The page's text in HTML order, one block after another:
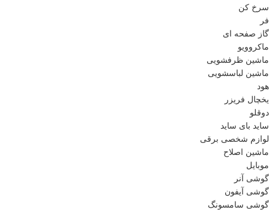
سرخ کن
فر
گاز صفحه ای
ماکروویو
ماشین ظرفشویی
ماشین لباسشویی
هود
یخچال فریزر
دوقلو
ساید بای ساید
لوازم شخصی برقی
ماشین اصلاح
موبایل
گوشی آنر
گوشی آیفون
گوشی سامسونگ